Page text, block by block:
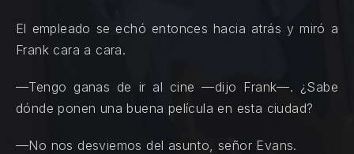
El empleado se echó entonces hacia atrás y miró a
Frank cara a cara.
—Tengo ganas de ir al cine —dijo Frank—. ¿Sabe
dónde ponen una buena película en esta ciudad?
—No nos desviemos del asunto, señor Evans.